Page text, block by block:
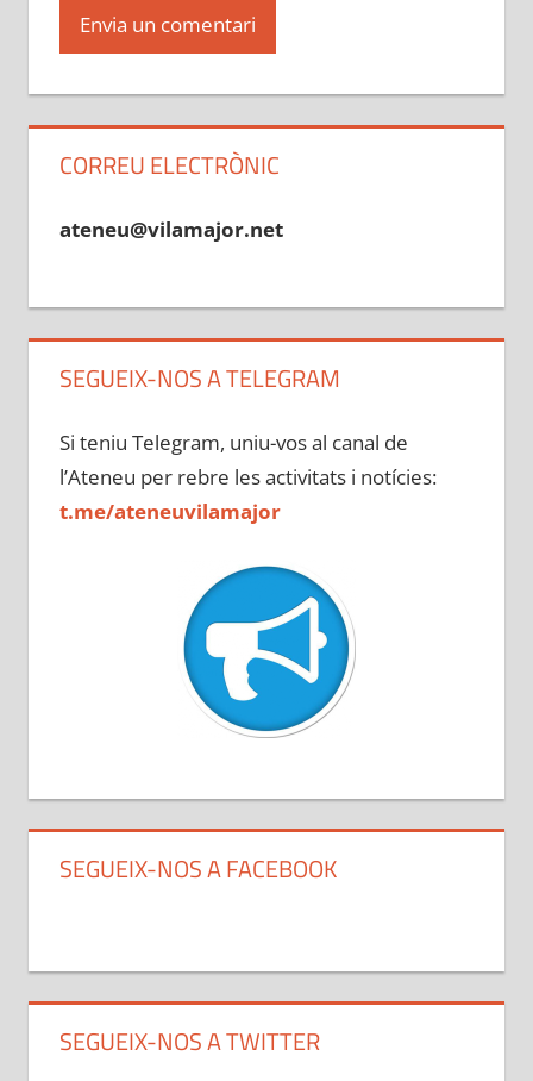
CORREU ELECTRÒNIC
ateneu@vilamajor.net
SEGUEIX-NOS A TELEGRAM
Si teniu Telegram, uniu-vos al canal de
l’Ateneu per rebre les activitats i notícies:
t.me/ateneuvilamajor
SEGUEIX-NOS A FACEBOOK
SEGUEIX-NOS A TWITTER